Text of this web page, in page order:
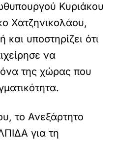
Κυριάκου
Χατζηνικολάου,
και υποστηρίζει ότι
να
της χώρας που
το Ανεξάρτητο
για τη